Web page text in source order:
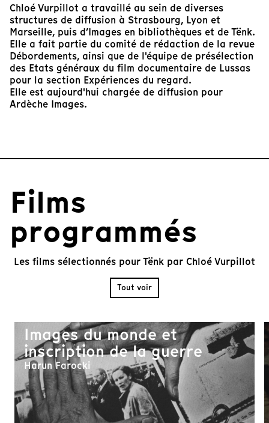
Chloé Vurpillot a travaillé au sein de diverses
structures de diffusion à Strasbourg, Lyon et
Marseille, puis d’Images en bibliothèques et de Tënk.
Elle a fait partie du comité de rédaction de la revue
Débordements, ainsi que de l'équipe de présélection
des Etats généraux du film documentaire de Lussas
pour la section Expériences du regard.
Elle est aujourd'hui chargée de diffusion pour
Ardèche Images.
Films
programmés
Les films sélectionnés pour Tënk par Chloé Vurpillot
Tout voir
Images du monde et
inscription de la guerre
Harun Farocki